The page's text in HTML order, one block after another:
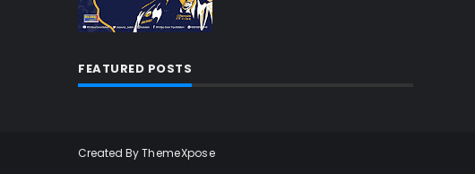
FEATURED POSTS
Created ByThemeXpose